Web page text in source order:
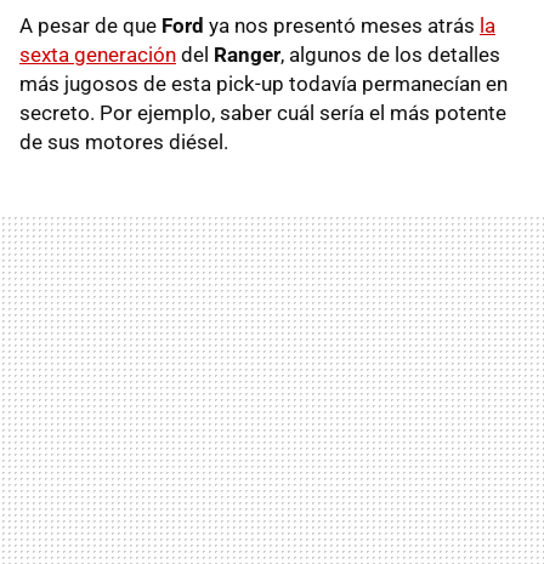
A pesar de que Ford ya nos presentó meses atrás la
sexta generación del Ranger, algunos de los detalles
más jugosos de esta pick-up todavía permanecían en
secreto. Por ejemplo, saber cuál sería el más potente
de sus motores diésel.